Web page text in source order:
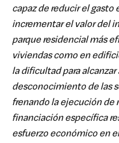
capaz de reducir el
incrementar el valor del
parque residencial más
viviendas como en
la dificultad para
desconocimiento de las
frenando la ejecución de
financiación específica
esfuerzo económico en